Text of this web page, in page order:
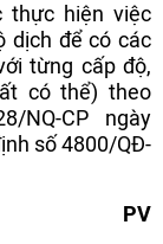
thực hiện việc
dịch để có các
từng cấp độ,
có thể) theo
NQ-CP ngày
số 4800/QĐ-
PV